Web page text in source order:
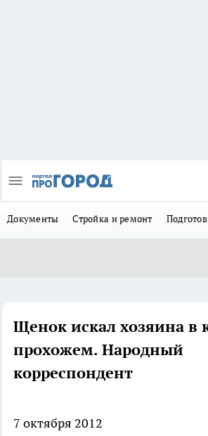
Документы Стройка и ремонт
Щенок искал хозяина в
прохожем. Народный
корреспондент
7 октября 2012